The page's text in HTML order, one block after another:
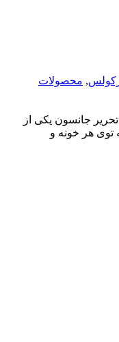
, محصولات
جانسون یکی از
توی هر خونه و